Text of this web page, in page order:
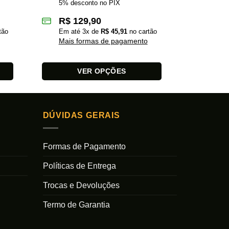
5% desconto no PIX
R$129,90
Em até 3x de R$45,91no cartão
Mais formas de pagamento
VER OPÇÕES
tem
várias
As
podem
na
DÚVIDAS GERAIS
Formas de Pagamento
Políticas de Entrega
Trocas e Devoluções
Termo de Garantia